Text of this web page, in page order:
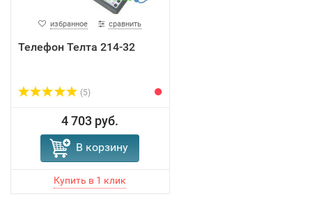
избранное сравнить
Телефон Телта 214-32
(5)
4 703 руб.
В корзину